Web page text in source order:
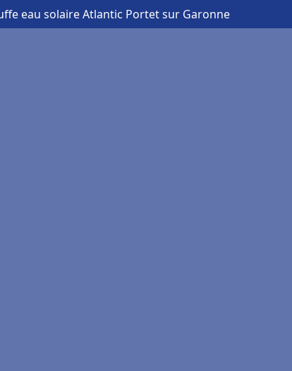
eau solaire Atlantic Portet sur Garonne